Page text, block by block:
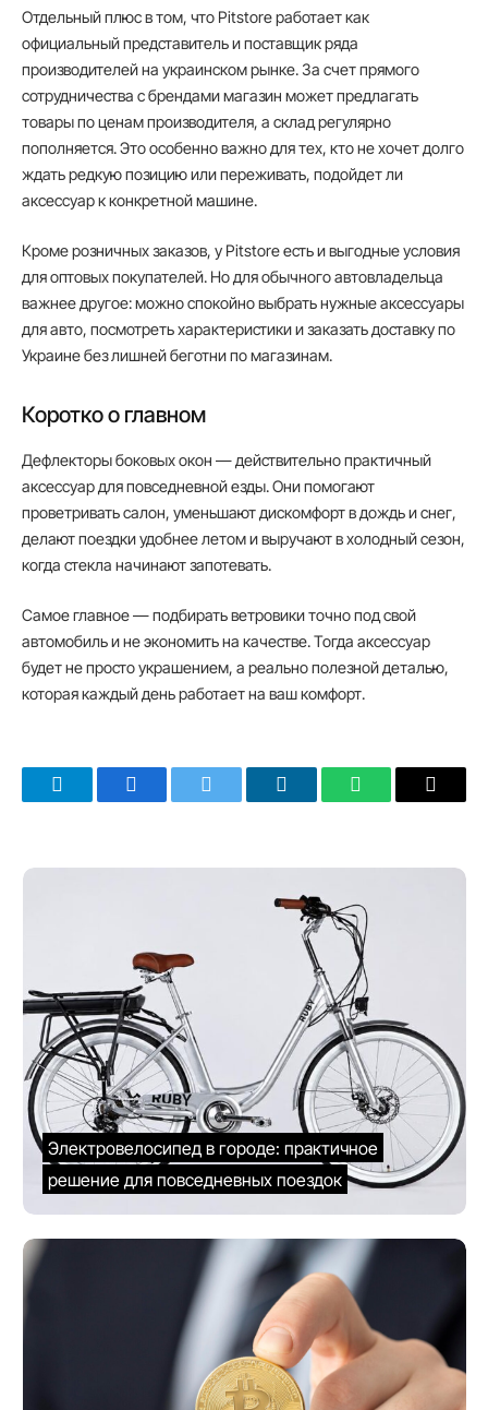
Отдельный плюс в том, что Pitstore работает как
официальный представитель и поставщик ряда
производителей на украинском рынке. За счет прямого
сотрудничества с брендами магазин может предлагать
товары по ценам производителя, а склад регулярно
пополняется. Это особенно важно для тех, кто не хочет долго
ждать редкую позицию или переживать, подойдет ли
аксессуар к конкретной машине.
Кроме розничных заказов, у Pitstore есть и выгодные условия
для оптовых покупателей. Но для обычного автовладельца
важнее другое: можно спокойно выбрать нужные аксессуары
для авто, посмотреть характеристики и заказать доставку по
Украине без лишней беготни по магазинам.
Коротко о главном
Дефлекторы боковых окон — действительно практичный
аксессуар для повседневной езды. Они помогают
проветривать салон, уменьшают дискомфорт в дождь и снег,
делают поездки удобнее летом и выручают в холодный сезон,
когда стекла начинают запотевать.
Самое главное — подбирать ветровики точно под свой
автомобиль и не экономить на качестве. Тогда аксессуар
будет не просто украшением, а реально полезной деталью,
которая каждый день работает на ваш комфорт.
TelegramFacebookTwitter LinkedInWhatsAppEmail
Электровелосипед в городе: практичное
решение для повседневных поездок